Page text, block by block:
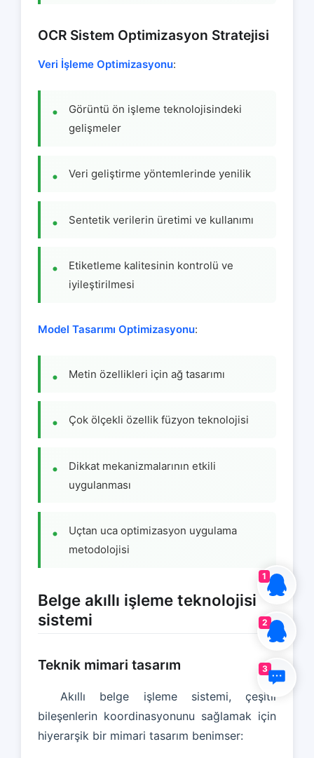
OCR Sistem Optimizasyon Stratejisi
Veri İşleme Optimizasyonu:
Görüntü ön işleme teknolojisindeki
gelişmeler
Veri geliştirme yöntemlerinde yenilik
Sentetik verilerin üretimi ve kullanımı
Etiketleme kalitesinin kontrolü ve
iyileştirilmesi
Model Tasarımı Optimizasyonu:
Metin özellikleri için ağ tasarımı
Çok ölçekli özellik füzyon teknolojisi
Dikkat mekanizmalarının etkili
uygulanması
Uçtan uca optimizasyon uygulama
metodolojisi
Belge akıllı işleme teknolojisi
sistemi
Teknik mimari tasarım
Akıllı belge işleme sistemi, çeşitli
bileşenlerin koordinasyonunu sağlamak için
hiyerarşik bir mimari tasarım benimser:
1
2
3